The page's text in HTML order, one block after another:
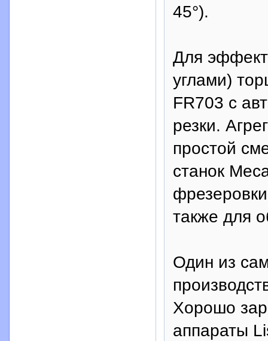
45°).
Для
углами)
FR703 с
резки.
простой
станок
также для
Один из
Хорошо
аппараты